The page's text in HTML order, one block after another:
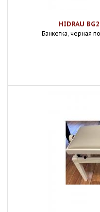
HIDRAU
Банкетка, черная